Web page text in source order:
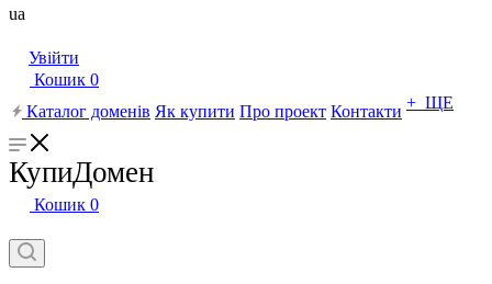
ua
Увійти
Кошик 0
Каталог доменів Як купити Про проект Контакти + ЩЕ
КупиДомен
Кошик 0